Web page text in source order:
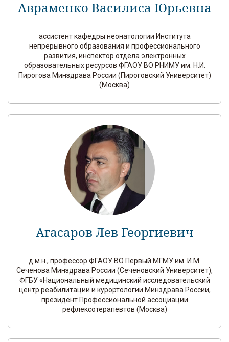
Авраменко Василиса Юрьевна
ассистент кафедры неонатологии Института
непрерывного образования и профессионального
развития, инспектор отдела электронных
образовательных ресурсов ФГАОУ ВО РНИМУ им. Н.И.
Пирогова Минздрава России (Пироговский Университет)
(Москва)
Агасаров Лев Георгиевич
д.м.н., профессор ФГАОУ ВО Первый МГМУ им. И.М.
Сеченова Минздрава России (Сеченовский Университет),
ФГБУ «Национальный медицинский исследовательский
центр реабилитации и курортологии Минздрава России,
президент Профессиональной ассоциации
рефлексотерапевтов (Москва)